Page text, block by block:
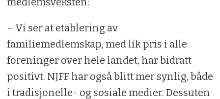
– Vi ser at etablering av
familiemedlemskap, med lik pris i alle
foreninger over hele landet, har bidratt
positivt. NJFF har også blitt mer synlig, både
i tradisjonelle- og sosiale medier. Dessuten